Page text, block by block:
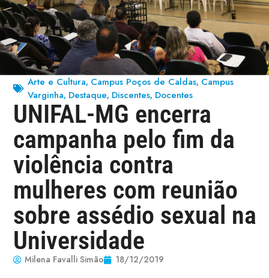
Arte e Cultura, Campus Poços de Caldas, Campus
Varginha, Destaque, Discentes, Docentes
UNIFAL-MG encerra
campanha pelo fim da
violência contra
mulheres com reunião
sobre assédio sexual na
Universidade
Milena Favalli Simão 18/12/2019